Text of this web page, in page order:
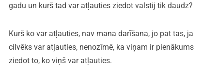
gadu un kurš tad var atļauties ziedot valstij tik daudz?
Kurš ko var atļauties, nav mana darīšana, jo pat tas, ja
cilvēks var atļauties, nenozīmē, ka viņam ir pienākums
ziedot to, ko viņš var atļauties.